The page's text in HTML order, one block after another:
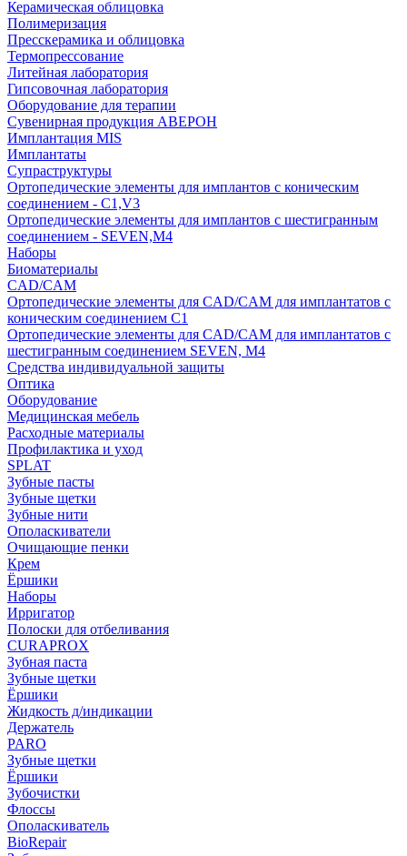
Керамическая облицовка
Полимеризация
Пресскерамика и облицовка
Термопрессование
Литейная лаборатория
Гипсовочная лаборатория
Оборудование для терапии
Сувенирная продукция АВЕРОН
Имплантация MIS
Имплантаты
Супраструктуры
Ортопедические элементы для имплантов с коническим
соединением - C1,V3
Ортопедические элементы для имплантов с шестигранным
соединением - SEVEN,M4
Наборы
Биоматериалы
CAD/CAM
Ортопедические элементы для CAD/CAM для имплантатов с
коническим соединением С1
Ортопедические элементы для CAD/CAM для имплантатов с
шестигранным соединением SEVEN, М4
Средства индивидуальной защиты
Оптика
Оборудование
Медицинская мебель
Расходные материалы
Профилактика и уход
SPLAT
Зубные пасты
Зубные щетки
Зубные нити
Ополаскиватели
Очищающие пенки
Крем
Ёршики
Наборы
Ирригатор
Полоски для отбеливания
CURAPROX
Зубная паста
Зубные щетки
Ёршики
Жидкость д/индикации
Держатель
PARO
Зубные щетки
Ёршики
Зубочистки
Флоссы
Ополаскиватель
BioRepair